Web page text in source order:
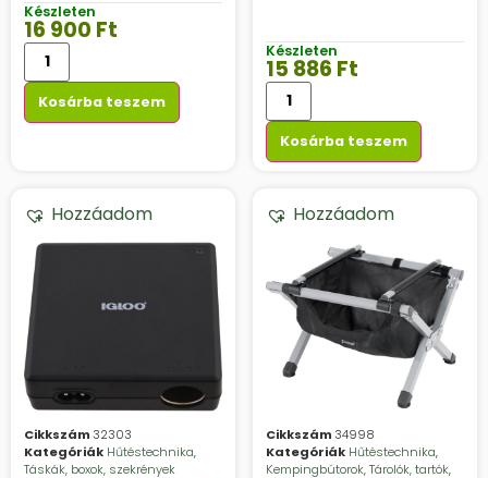
Készleten
16 900 Ft
Kosárba teszem
Készleten
15 886 Ft
Kosárba teszem
Hozzáadom
Cikkszám 32303
Kategóriák Hűtéstechnika,
Táskák, boxok, szekrények
Hozzáadom
Cikkszám 34998
Kategóriák Hűtéstechnika,
Kempingbútorok,Tárolók, tartók,